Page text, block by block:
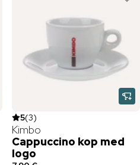
5(3)
Kimbo
Cappuccino kop med
logo